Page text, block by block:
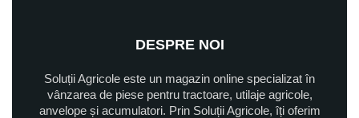
DESPRE NOI
Soluții Agricole este un magazin online specializat în
vânzarea de piese pentru tractoare, utilaje agricole,
anvelope și acumulatori. Prin Soluții Agricole, îți oferim